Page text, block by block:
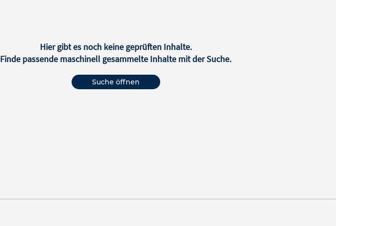
Hier gibt es noch keine geprüften Inhalte.
Finde passende maschinell gesammelte Inhalte mit der Suche.
Suche öffnen